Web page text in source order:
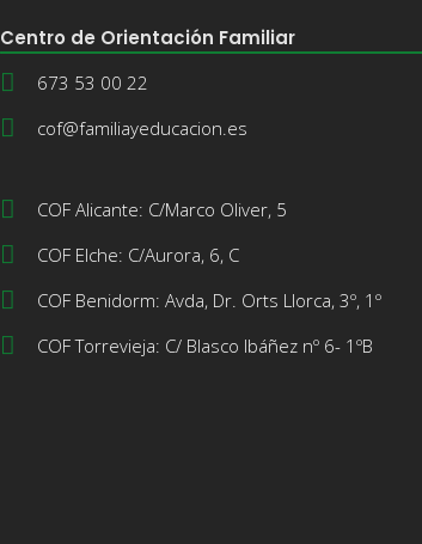
Centro de Orientación Familiar
673 53 00 22
cof@familiayeducacion.es
COF Alicante: C/Marco Oliver, 5
COF Elche: C/Aurora, 6, C
COF Benidorm: Avda, Dr. Orts Llorca, 3º, 1º
COF Torrevieja: C/ Blasco Ibáñez nº 6- 1ºB